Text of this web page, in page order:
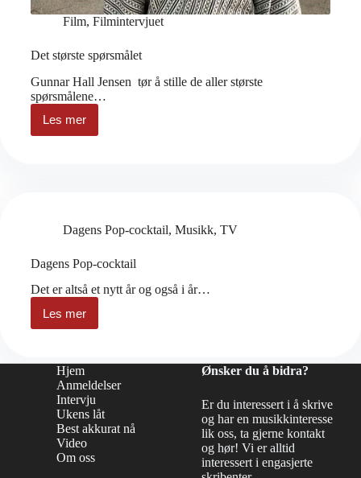
Film, Filmintervjuet
Det største spørsmålet
Gunnar Hall Jensen tør å stille de aller største
spørsmålene…
Les mer
Det
største
Dagens Pop-cocktail, Musikk, TV
Dagens Pop-cocktail
Det er altså et nytt år og også i år…
Les mer
Dagens
Pop-
Hjem
Anmeldelser
Intervju
Ukens låt
Best akkurat nå
Video
Om oss
Ønsker du å bidra?
Er du interessert i å skrive
og har en musikkinteresse
lik oss, ta gjerne kontakt
og hør! Vi er alltid
interessert i engasjerte